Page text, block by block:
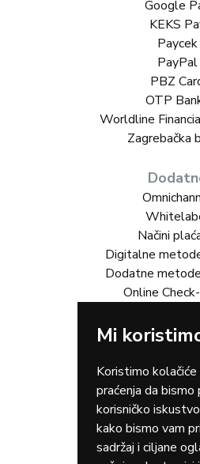
Mi
Koristimo
praćenja da
korisničko
kako bismo vam
sadržaj i ciljane
Google
KEKS
Paycek
PayPal
PBZ
OTP
Worldline
Zagrebačka
Načini
Digitalne
Dodatne
Online
Rješenja
Turizam
Gastro
Rent-a-
Dostava